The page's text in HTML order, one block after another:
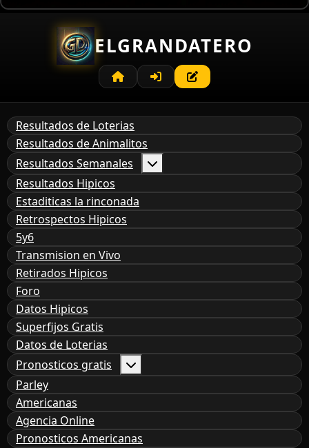
ELGRANDATERO
Resultados de Loterias
Resultados de Animalitos
Resultados Semanales
Resultados Hipicos
Estaditicas la rinconada
Retrospectos Hipicos
5y6
Transmision en Vivo
Retirados Hipicos
Foro
Datos Hipicos
Superfijos Gratis
Datos de Loterias
Pronosticos gratis
Parley
Americanas
Agencia Online
Pronosticos Americanas